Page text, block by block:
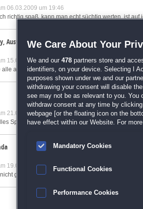
06.03.2009 um 19:46
richtig spaß. kann man echt süchtig werten. ist
Australia
15.08.2010 um 14:41
alle anderen auch obwohl es hier noch kleine
21.05.2009 um 20:17
Spiel. Es hat sehr viel Spaß gemacht. Grafik
19.01.2011 um 14:05
ganz mein Fall. zu oft wurde das Spiel
We Care About Your
We and our 478 partners store and
identifiers, on your device. Selecting I
purposes shown under we and our
withdrawing your consent will disable
see may not be as relevant to you. You
withdraw consent at any time by
webpage [or the floating icon on the
have effect within our Website. For
Mandatory Cookies
Functional Cookies
Performance Cookies